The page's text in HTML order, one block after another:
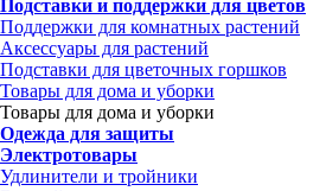
Подставки и поддержки для цветов
Поддержки для комнатных растений
Аксессуары для растений
Подставки для цветочных горшков
Товары для дома и уборки
Товары для дома и уборки
Одежда для защиты
Электротовары
Удлинители и тройники